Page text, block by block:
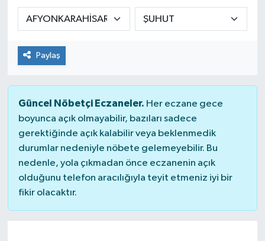
Paylaş
Güncel Nöbetçi Eczaneler. Her eczane gece
boyunca açık olmayabilir, bazıları sadece
gerektiğinde açık kalabilir veya beklenmedik
durumlar nedeniyle nöbete gelemeyebilir. Bu
nedenle, yola çıkmadan önce eczanenin açık
olduğunu telefon aracılığıyla teyit etmeniz iyi bir
fikir olacaktır.